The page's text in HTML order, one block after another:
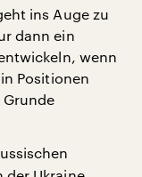
ins Auge zu
dann ein
wenn
Positionen